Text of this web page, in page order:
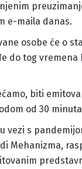
e-maila danas.
osobe će o
do tog vremena
biti
od 30
vezi s
Mehanizma,